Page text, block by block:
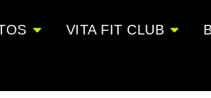
VITA FIT CLUB